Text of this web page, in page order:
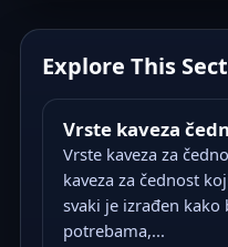
Explore This
Vrste kaveza
Vrste kaveza za
kaveza za čednost
svaki je izrađen
potrebama,...